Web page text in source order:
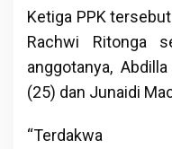
Ketiga PPK
Rachwi Ritonga
anggotanya,
(25) dan Junaidi
“Terdakwa